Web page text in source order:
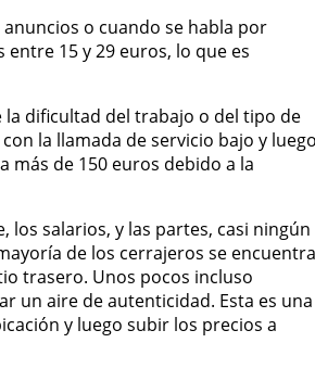
o cuando se habla por
15 y 29 euros, lo que es
la dificultad del trabajo o del tipo de
la llamada de servicio bajo y
más de 150 euros debido a la
los salarios, y las partes, casi ningún
de los cerrajeros se
trasero. Unos pocos incluso
un aire de autenticidad. Esta es una
y luego subir los precios a